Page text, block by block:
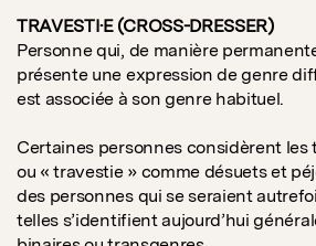
TRAVESTI·E (CROSS-DRESSER)
Personne qui, de manière
présente une expression de genre
est associée à son genre habituel.
Certaines personnes considèrent les
ou « travestie » comme désuets et
des personnes qui se seraient
telles s’identifient aujourd’hui